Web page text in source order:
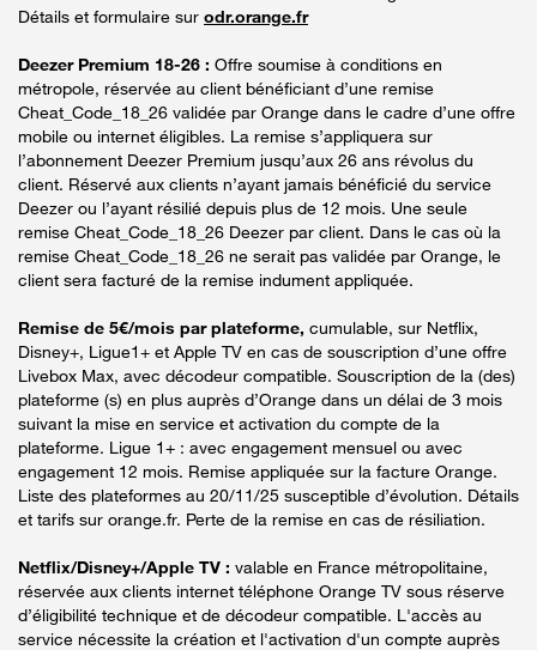
Détails et formulaire sur odr.orange.fr
Deezer Premium 18-26 : Offre soumise à conditions en
métropole, réservée au client bénéficiant d’une remise
Cheat_Code_18_26 validée par Orange dans le cadre d’une offre
mobile ou internet éligibles. La remise s’appliquera sur
l’abonnement Deezer Premium jusqu’aux 26 ans révolus du
client. Réservé aux clients n’ayant jamais bénéficié du service
Deezer ou l’ayant résilié depuis plus de 12 mois. Une seule
remise Cheat_Code_18_26 Deezer par client. Dans le cas où la
remise Cheat_Code_18_26 ne serait pas validée par Orange, le
client sera facturé de la remise indument appliquée.
Remise de 5€/mois par plateforme, cumulable, sur Netflix,
Disney+, Ligue1+ et Apple TV en cas de souscription d’une offre
Livebox Max, avec décodeur compatible. Souscription de la (des)
plateforme (s) en plus auprès d’Orange dans un délai de 3 mois
suivant la mise en service et activation du compte de la
plateforme. Ligue 1+ : avec engagement mensuel ou avec
engagement 12 mois. Remise appliquée sur la facture Orange.
Liste des plateformes au 20/11/25 susceptible d’évolution. Détails
et tarifs sur orange.fr. Perte de la remise en cas de résiliation.
Netflix/Disney+/Apple TV : valable en France métropolitaine,
réservée aux clients internet téléphone Orange TV sous réserve
d’éligibilité technique et de décodeur compatible. L'accès au
service nécessite la création et l'activation d'un compte auprès